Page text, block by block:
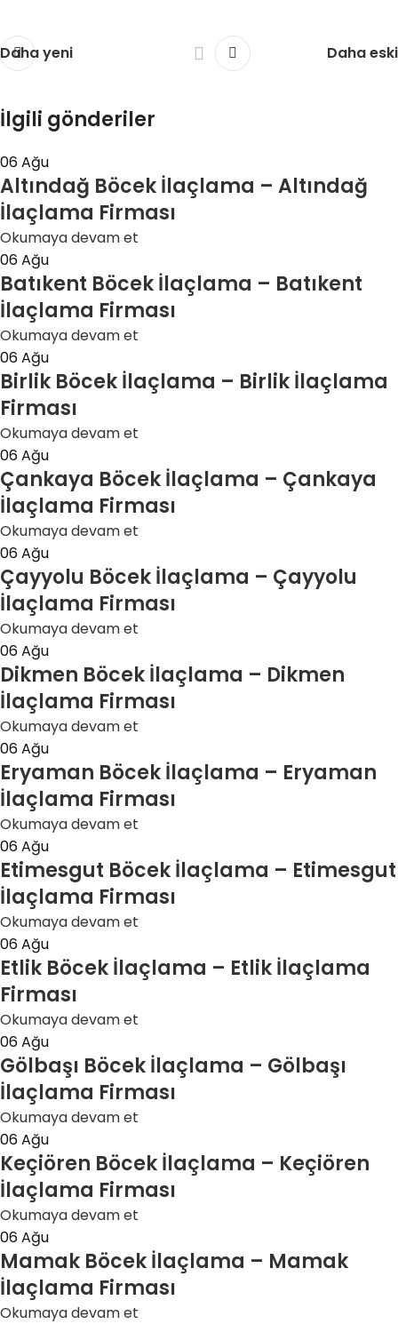
Daha yeni Daha eski
İlgili gönderiler
06Ağu
Altındağ Böcek İlaçlama – Altındağ
İlaçlama Firması
Okumaya devam et
06Ağu
Batıkent Böcek İlaçlama – Batıkent
İlaçlama Firması
Okumaya devam et
06Ağu
Birlik Böcek İlaçlama – Birlik İlaçlama
Firması
Okumaya devam et
06Ağu
Çankaya Böcek İlaçlama – Çankaya
İlaçlama Firması
Okumaya devam et
06Ağu
Çayyolu Böcek İlaçlama – Çayyolu
İlaçlama Firması
Okumaya devam et
06Ağu
Dikmen Böcek İlaçlama – Dikmen
İlaçlama Firması
Okumaya devam et
06Ağu
Eryaman Böcek İlaçlama – Eryaman
İlaçlama Firması
Okumaya devam et
06Ağu
Etimesgut Böcek İlaçlama – Etimesgut
İlaçlama Firması
Okumaya devam et
06Ağu
Etlik Böcek İlaçlama – Etlik İlaçlama
Firması
Okumaya devam et
06Ağu
Gölbaşı Böcek İlaçlama – Gölbaşı
İlaçlama Firması
Okumaya devam et
06Ağu
Keçiören Böcek İlaçlama – Keçiören
İlaçlama Firması
Okumaya devam et
06Ağu
Mamak Böcek İlaçlama – Mamak
İlaçlama Firması
Okumaya devam et